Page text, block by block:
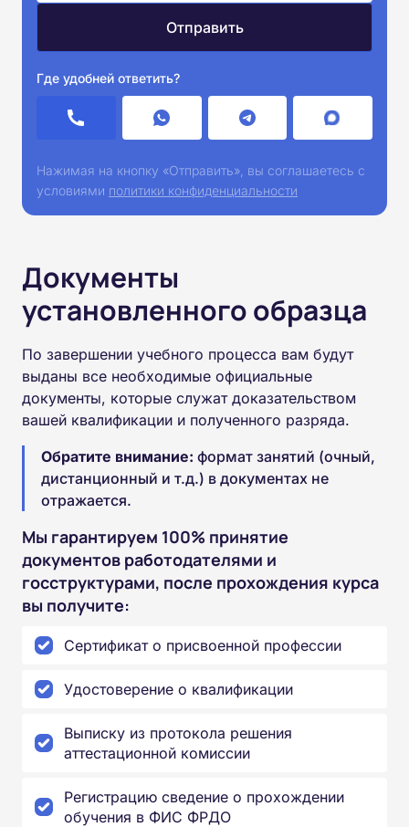
Где удобней ответить?
Нажимая на кнопку «Отправить», вы соглашаетесь с
условиями политики конфиденциальности
Документы
установленного образца
По завершении учебного процесса вам будут
выданы все необходимые официальные
документы, которые служат доказательством
вашей квалификации и полученного разряда.
Обратите внимание: формат занятий (очный,
дистанционный и т.д.) в документах не
отражается.
Мы гарантируем 100% принятие
документов работодателями и
госструктурами, после прохождения курса
вы получите:
Сертификат о присвоенной профессии
Удостоверение о квалификации
Выписку из протокола решения
аттестационной комиссии
Регистрацию сведение о прохождении
обучения в ФИС ФРДО